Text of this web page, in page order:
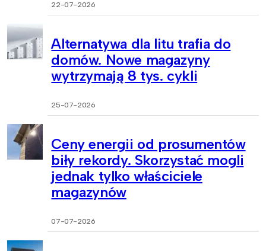
22-07-2026
Alternatywa dla litu trafia do
domów. Nowe magazyny
wytrzymają 8 tys. cykli
25-07-2026
Ceny energii od prosumentów
biły rekordy. Skorzystać mogli
jednak tylko właściciele
magazynów
07-07-2026